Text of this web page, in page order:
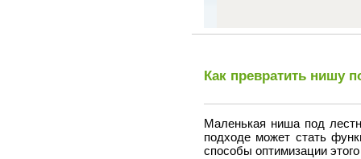
Как превратить нишу
Маленькая ниша под
подходе может стать
способы оптимизации